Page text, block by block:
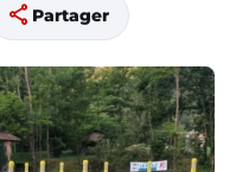
share Partager